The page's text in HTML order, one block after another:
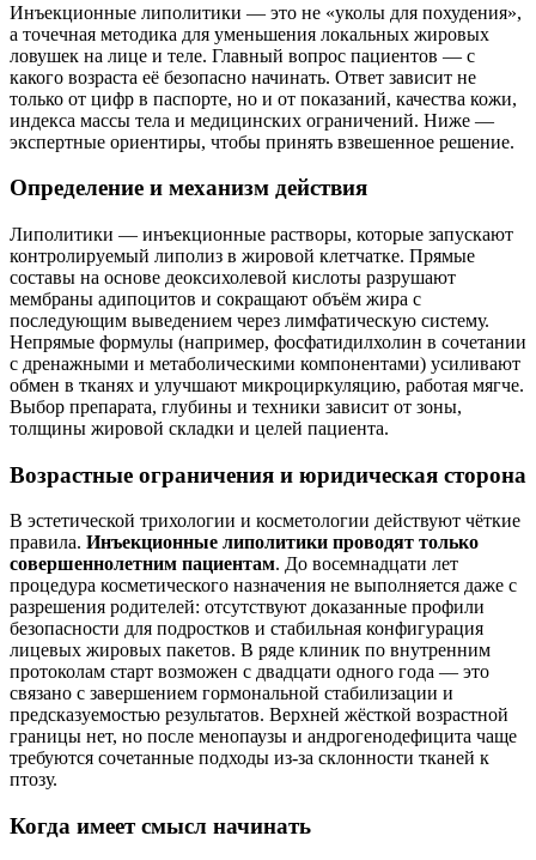
Инъекционные липолитики — это не «уколы для похудения»,
а точечная методика для уменьшения локальных жировых
ловушек на лице и теле. Главный вопрос пациентов — с
какого возраста её безопасно начинать. Ответ зависит не
только от цифр в паспорте, но и от показаний, качества кожи,
индекса массы тела и медицинских ограничений. Ниже —
экспертные ориентиры, чтобы принять взвешенное решение.
Определение и механизм действия
Липолитики — инъекционные растворы, которые запускают
контролируемый липолиз в жировой клетчатке. Прямые
составы на основе деоксихолевой кислоты разрушают
мембраны адипоцитов и сокращают объём жира с
последующим выведением через лимфатическую систему.
Непрямые формулы (например, фосфатидилхолин в сочетании
с дренажными и метаболическими компонентами) усиливают
обмен в тканях и улучшают микроциркуляцию, работая мягче.
Выбор препарата, глубины и техники зависит от зоны,
толщины жировой складки и целей пациента.
Возрастные ограничения и юридическая сторона
В эстетической трихологии и косметологии действуют чёткие
правила. Инъекционные липолитики проводят только
совершеннолетним пациентам. До восемнадцати лет
процедура косметического назначения не выполняется даже с
разрешения родителей: отсутствуют доказанные профили
безопасности для подростков и стабильная конфигурация
лицевых жировых пакетов. В ряде клиник по внутренним
протоколам старт возможен с двадцати одного года — это
связано с завершением гормональной стабилизации и
предсказуемостью результатов. Верхней жёсткой возрастной
границы нет, но после менопаузы и андрогенодефицита чаще
требуются сочетанные подходы из‑за склонности тканей к
птозу.
Когда имеет смысл начинать